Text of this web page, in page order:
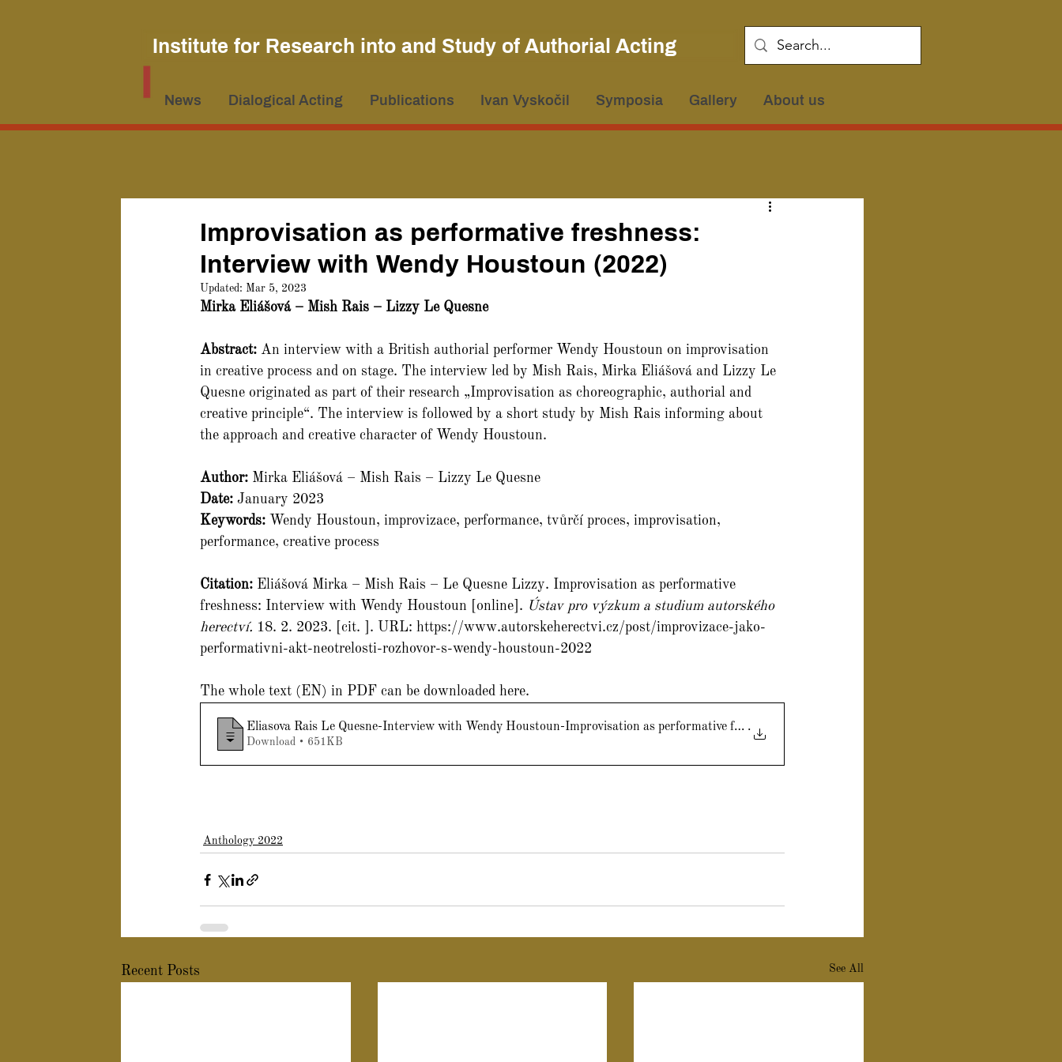
Institute for Research into and Study of Authorial Acting
News Dialogical Acting Publications Ivan Vyskočil Symposia Gallery About us
Improvisation as performative freshness:
Interview with Wendy Houstoun (2022)
Updated: Mar 5, 2023
Mirka Eliášová – Mish Rais – Lizzy Le Quesne
Abstract: An interview with a British authorial performer Wendy Houstoun on improvisation
in creative process and on stage. The interview led by Mish Rais, Mirka Eliášová and Lizzy Le
Quesne originated as part of their research „Improvisation as choreographic, authorial and
creative principle“. The interview is followed by a short study by Mish Rais informing about
the approach and creative character of Wendy Houstoun.
Author: Mirka Eliášová – Mish Rais – Lizzy Le Quesne
Date: January 2023
Keywords: Wendy Houstoun, improvizace, performance, tvůrčí proces, improvisation,
performance, creative process
Citation: Eliášová Mirka – Mish Rais – Le Quesne Lizzy. Improvisation as performative
freshness: Interview with Wendy Houstoun [online]. Ústav pro výzkum a studium autorského
herectví. 18. 2. 2023. [cit. ]. URL: https://www.autorskeherectvi.cz/post/improvizace-jako-
performativni-akt-neotrelosti-rozhovor-s-wendy-houstoun-2022
The whole text (EN) in PDF can be downloaded here.
Eliasova Rais Le Quesne-Interview with Wendy Houstoun-Improvisation as performative freshn
.
Download • 651KB
Anthology 2022
Recent Posts See All